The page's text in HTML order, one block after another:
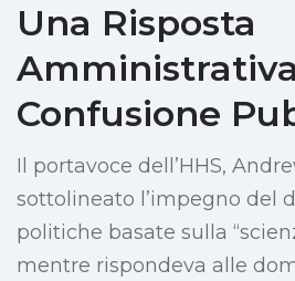
Una Risposta
Confusione
Il portavoce dell’HHS,
sottolineato l’impegno del
politiche basate sulla
mentre rispondeva alle